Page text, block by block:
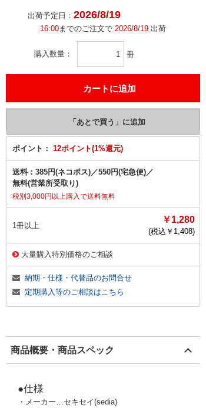
出荷予定日： 2026/8/19
16:00までのご注文で 2026/8/19 出荷
購入数量 冊
ポイント： 12ポイント(1%還元)
送料： 385円(ネコポス)／550円(宅急便)／
無料(営業所受取り)
税別3,000円以上購入で送料無料
1冊以上
￥1,280
(税込￥ 1,408)
大量購入特別価格のご相談
納期・仕様・代替品のお問合せ
定期購入等のご相談はこちら
商品概要・商品スペック
●仕様
・メーカー…セキセイ(sedia)